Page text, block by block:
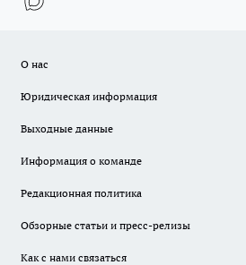
О нас
Юридическая информация
Выходные данные
Информация о команде
Редакционная политика
Обзорные статьи и пресс-релизы
Как с нами связаться